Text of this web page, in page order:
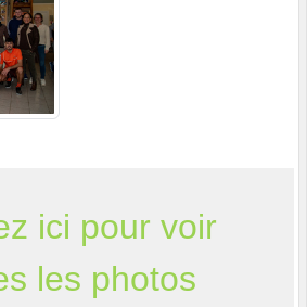
ici pour voir
les photos